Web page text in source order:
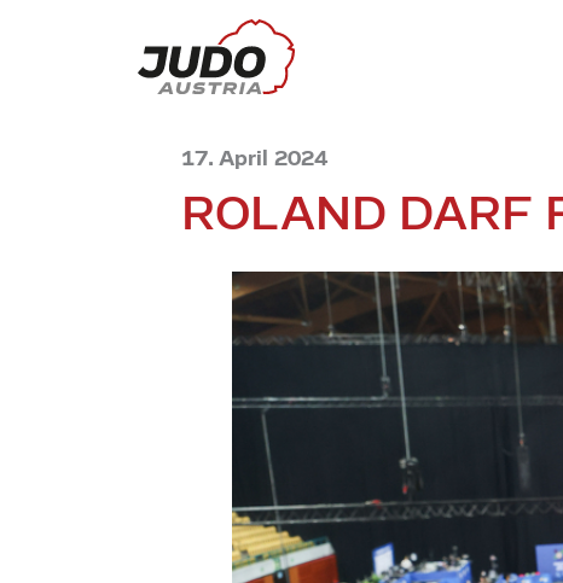
17. April 2024
ROLAND DARF